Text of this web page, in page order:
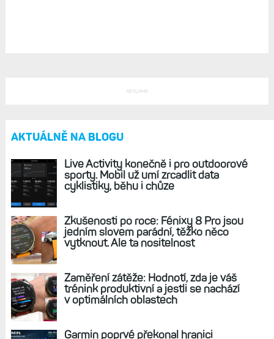
REKLAMA
AKTUÁLNĚ NA BLOGU
Live Activity konečně i pro outdoorové
sporty. Mobil už umí zrcadlit data
cyklistiky, běhu i chůze
Zkušenosti po roce: Fénixy 8 Pro jsou
jedním slovem parádní, těžko něco
vytknout. Ale ta nositelnost
Zaměření zátěže: Hodnotí, zda je váš
trénink produktivní a jestli se nachází
v optimálních oblastech
Garmin poprvé překonal hranici